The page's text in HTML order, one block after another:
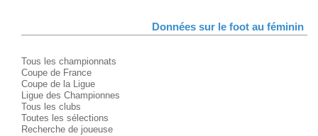
Données sur le foot au féminin
Tous les championnats
Coupe de France
Coupe de la Ligue
Ligue des Championnes
Tous les clubs
Toutes les sélections
Recherche de joueuse